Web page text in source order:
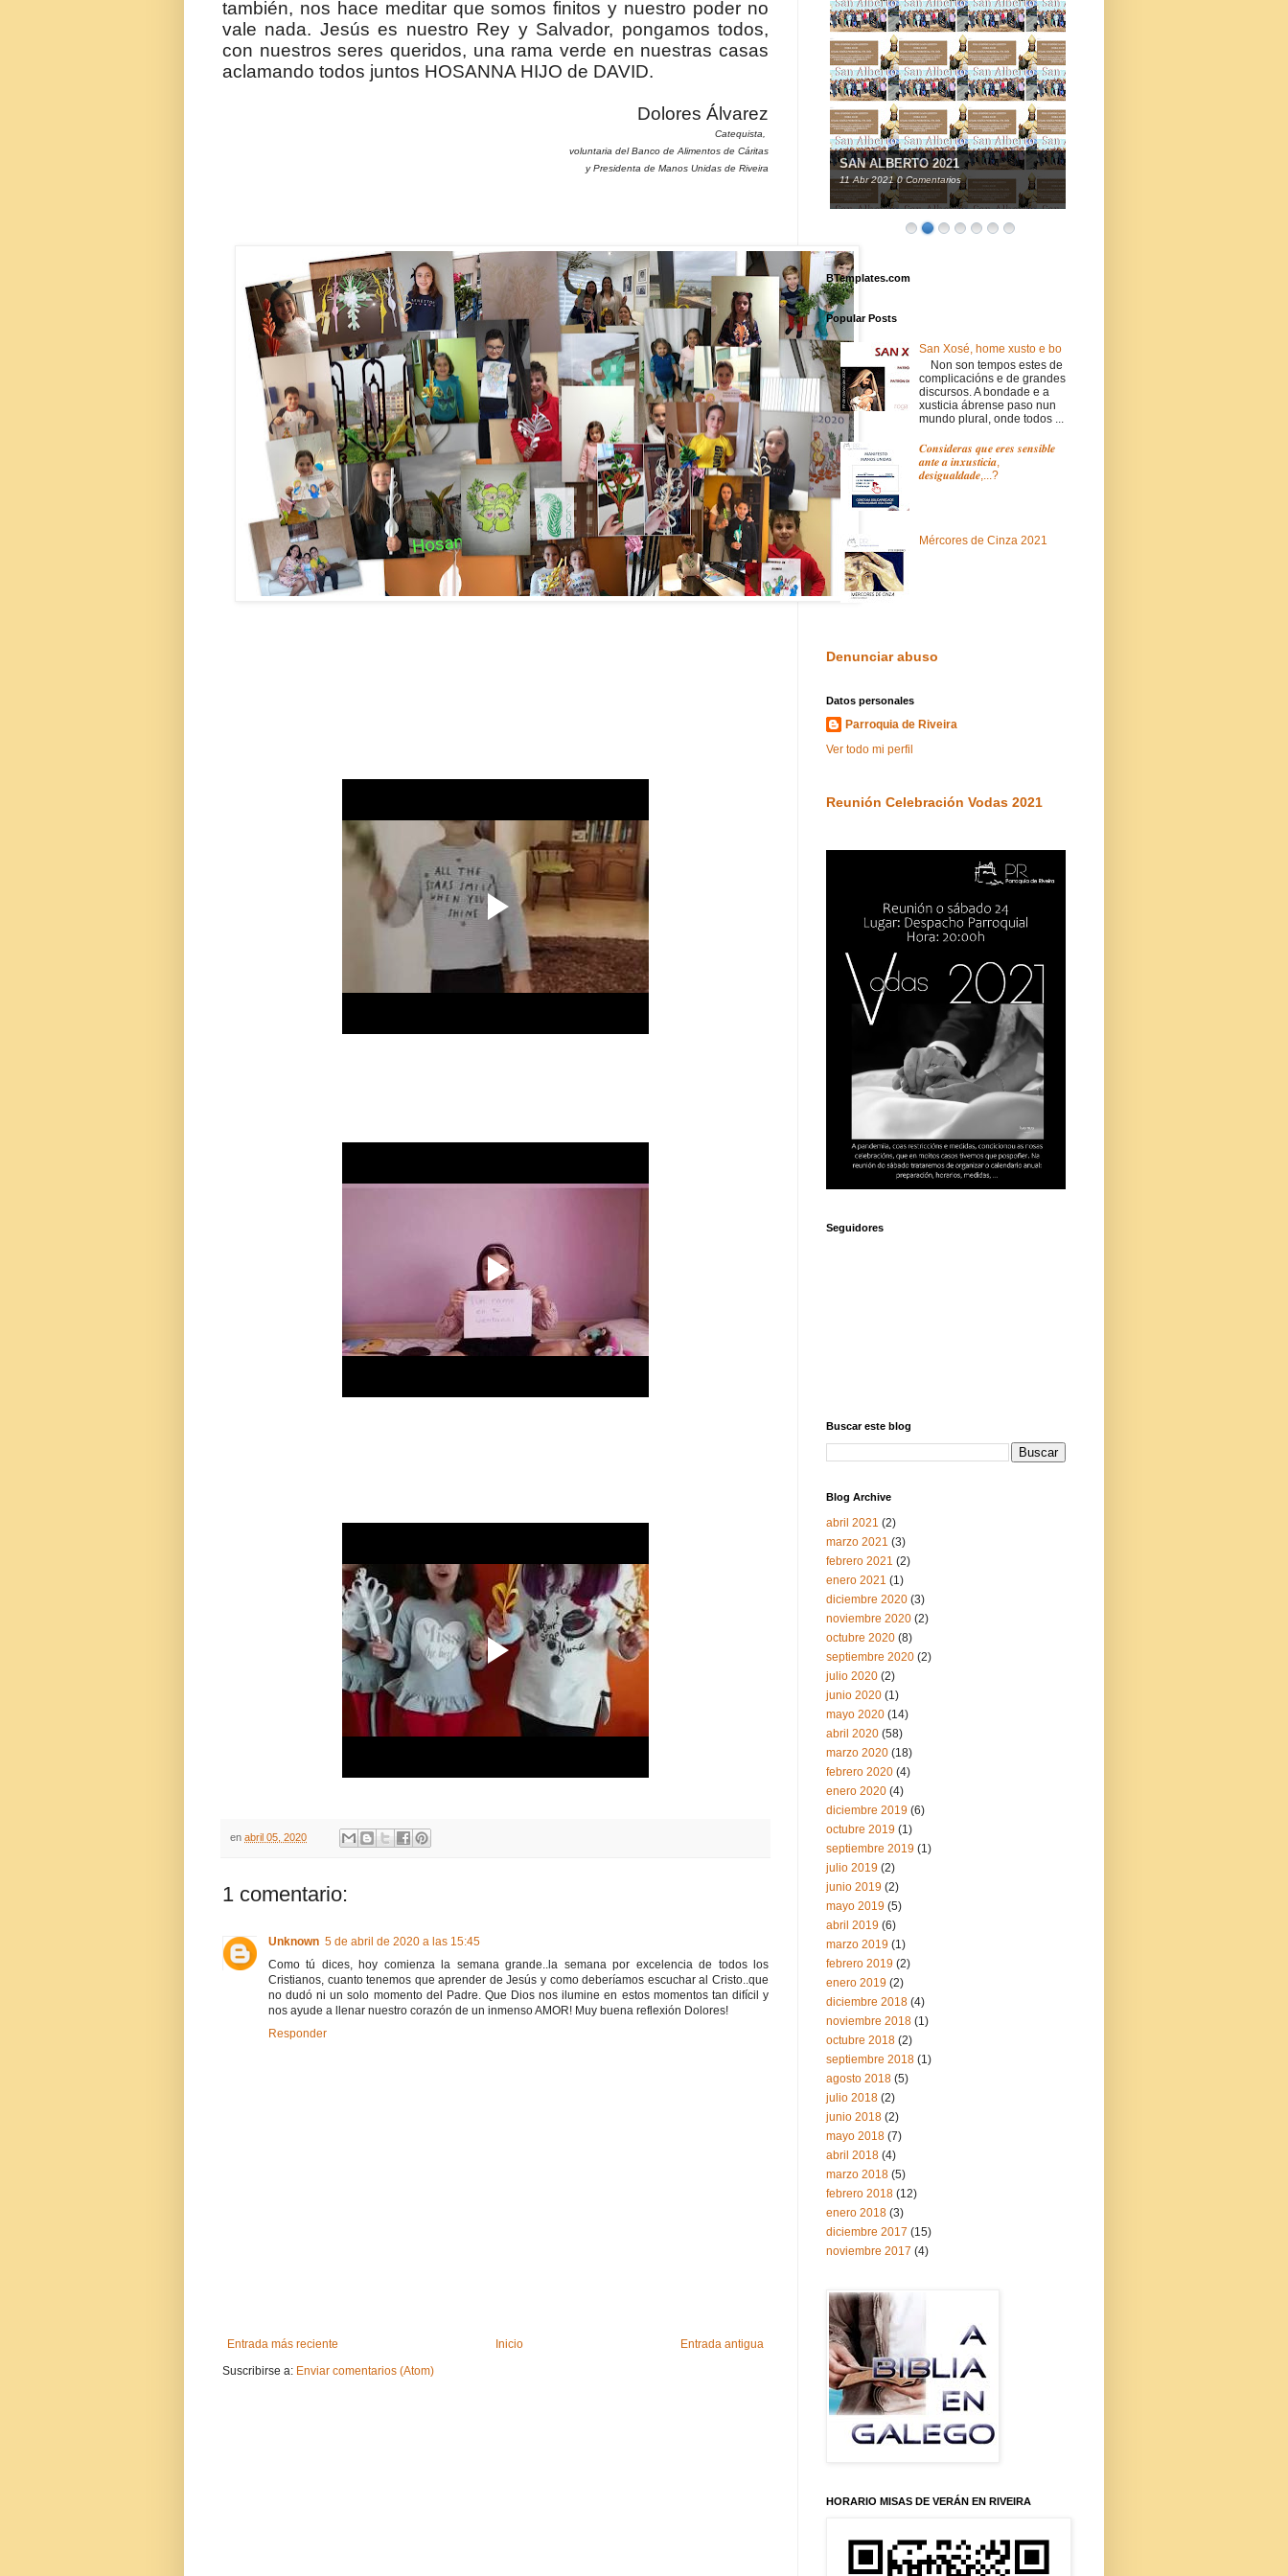
también, nos hace meditar que somos finitos y nuestro poder no
vale nada. Jesús es nuestro Rey y Salvador, pongamos todos,
con nuestros seres queridos, una rama verde en nuestras casas
aclamando todos juntos HOSANNA HIJO de DAVID.
Dolores Álvarez
Catequista,
voluntaria del Banco de Alimentos de Cáritas
y Presidenta de Manos Unidas de Riveira
en abril 05, 2020
1 comentario:
Unknown 5 de abril de 2020 a las 15:45
Como tú dices, hoy comienza la semana grande..la semana por excelencia de todos los
Cristianos, cuanto tenemos que aprender de Jesús y como deberíamos escuchar al Cristo..que
no dudó ni un solo momento del Padre. Que Dios nos ilumine en estos momentos tan difícil y
nos ayude a llenar nuestro corazón de un inmenso AMOR! Muy buena reflexión Dolores!
Responder
Entrada más reciente Entrada antigua
Inicio
Suscribirse a: Enviar comentarios (Atom)
SAN ALBERTO 2021
11 Abr 2021 0 Comentarios
BTemplates.com
Popular Posts
San Xosé, home xusto e bo
Non son tempos estes de
complicacións e de grandes
discursos. A bondade e a
xusticia ábrense paso nun
mundo plural, onde todos ...
𝑪𝒐𝒏𝒔𝒊𝒅𝒆𝒓𝒂𝒔 𝒒𝒖𝒆 𝒆𝒓𝒆𝒔 𝒔𝒆𝒏𝒔𝒊𝒃𝒍𝒆
𝒂𝒏𝒕𝒆 𝒂 𝒊𝒏𝒙𝒖𝒔𝒕𝒊𝒄𝒊𝒂,
𝒅𝒆𝒔𝒊𝒈𝒖𝒂𝒍𝒅𝒂𝒅𝒆,...?
Mércores de Cinza 2021
Denunciar abuso
Datos personales
Parroquia de Riveira
Ver todo mi perfil
Reunión Celebración Vodas 2021
Seguidores
Buscar este blog
Blog Archive
abril 2021 (2)
marzo 2021 (3)
febrero 2021 (2)
enero 2021 (1)
diciembre 2020 (3)
noviembre 2020 (2)
octubre 2020 (8)
septiembre 2020 (2)
julio 2020 (2)
junio 2020 (1)
mayo 2020 (14)
abril 2020 (58)
marzo 2020 (18)
febrero 2020 (4)
enero 2020 (4)
diciembre 2019 (6)
octubre 2019 (1)
septiembre 2019 (1)
julio 2019 (2)
junio 2019 (2)
mayo 2019 (5)
abril 2019 (6)
marzo 2019 (1)
febrero 2019 (2)
enero 2019 (2)
diciembre 2018 (4)
noviembre 2018 (1)
octubre 2018 (2)
septiembre 2018 (1)
agosto 2018 (5)
julio 2018 (2)
junio 2018 (2)
mayo 2018 (7)
abril 2018 (4)
marzo 2018 (5)
febrero 2018 (12)
enero 2018 (3)
diciembre 2017 (15)
noviembre 2017 (4)
HORARIO MISAS DE VERÁN EN RIVEIRA